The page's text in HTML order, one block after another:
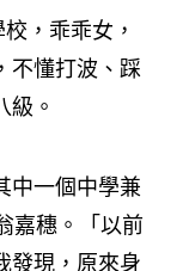
，乖乖女，
不懂打波、踩
級。
中一個中學兼
嘉穗。「以前
發現，原來身